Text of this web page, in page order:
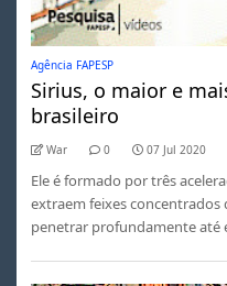
Agência FAPESP
Sirius, o maior e
brasileiro
War 0 07 Jul 2020
Ele é formado por três
extraem feixes concentrados
penetrar profundamente até